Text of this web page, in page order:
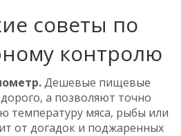
советы по
контролю
Дешевые пищевые
а позволяют точно
температуру мяса, рыбы или
от догадок и поджаренных